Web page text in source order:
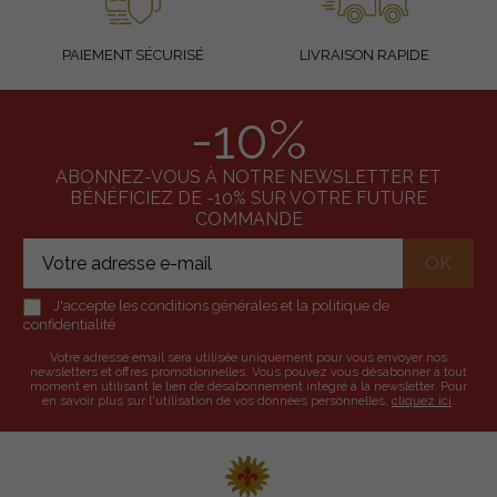
PAIEMENT SÉCURISÉ LIVRAISON RAPIDE
-10%
ABONNEZ-VOUS À NOTRE NEWSLETTER ET
BÉNÉFICIEZ DE -10% SUR VOTRE FUTURE
COMMANDE
J'accepte les conditions générales et la politique de
confidentialité
Votre adresse email sera utilisée uniquement pour vous envoyer nos
newsletters et offres promotionnelles. Vous pouvez vous désabonner à tout
moment en utilisant le lien de désabonnement intégré à la newsletter. Pour
en savoir plus sur l'utilisation de vos données personnelles, cliquez ici.